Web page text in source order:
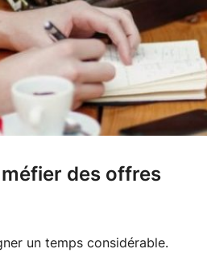
des offres
un temps considérable.